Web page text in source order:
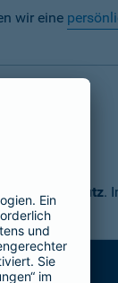
wir eine
Schutz.